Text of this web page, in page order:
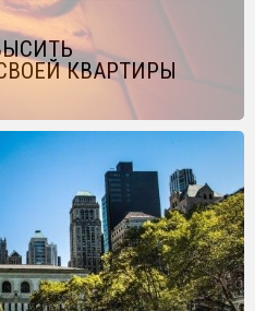
КВАРТИРЫ